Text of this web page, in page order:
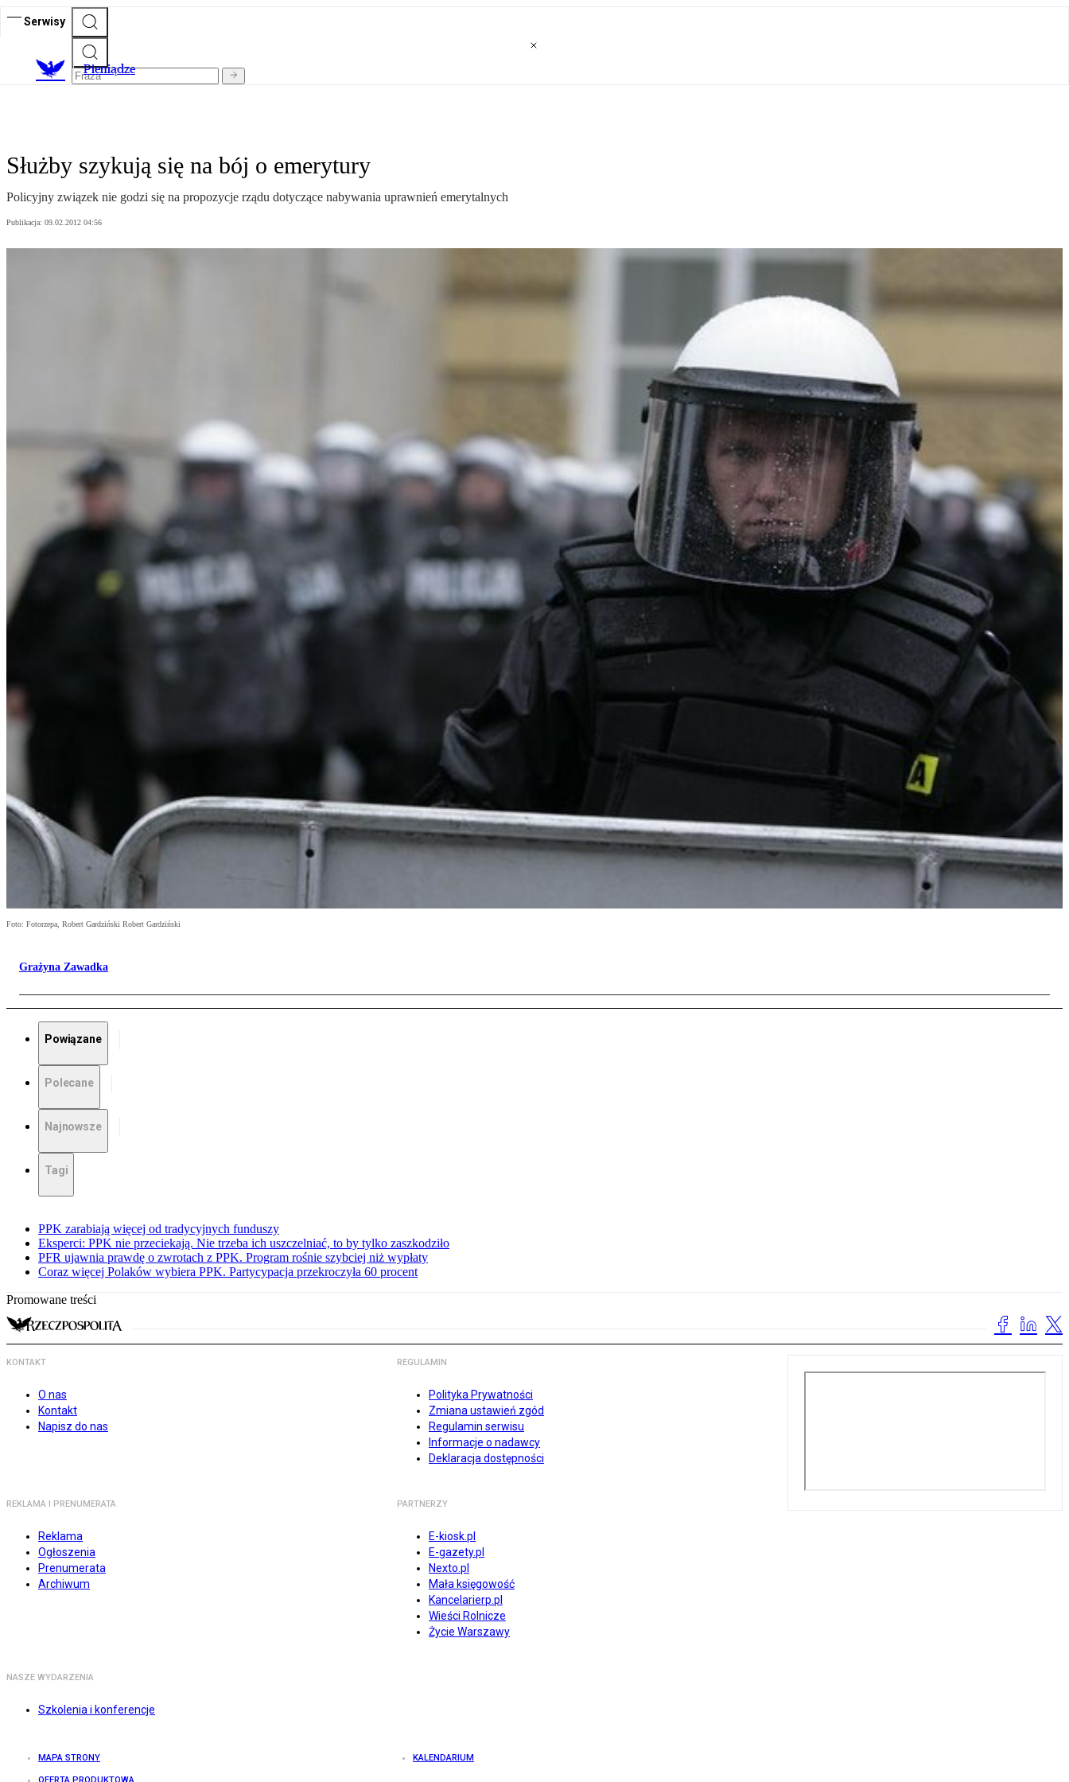
Serwisy
Pieniądze
Służby szykują się na bój o emerytury
Policyjny związek nie godzi się na propozycje rządu dotyczące nabywania uprawnień emerytalnych
Publikacja: 09.02.2012 04:56
Foto: Fotorzepa, Robert Gardziński Robert Gardziński
Grażyna Zawadka
Powiązane
Polecane
Najnowsze
Tagi
PPK zarabiają więcej od tradycyjnych funduszy
Eksperci: PPK nie przeciekają. Nie trzeba ich uszczelniać, to by tylko zaszkodziło
PFR ujawnia prawdę o zwrotach z PPK. Program rośnie szybciej niż wypłaty
Coraz więcej Polaków wybiera PPK. Partycypacja przekroczyła 60 procent
Promowane treści
KONTAKT
O nas
Kontakt
Napisz do nas
REGULAMIN
Polityka Prywatności
Zmiana ustawień zgód
Regulamin serwisu
Informacje o nadawcy
Deklaracja dostępności
REKLAMA I PRENUMERATA
Reklama
Ogłoszenia
Prenumerata
Archiwum
PARTNERZY
E-kiosk.pl
E-gazety.pl
Nexto.pl
Mała księgowość
Kancelarierp.pl
Wieści Rolnicze
Życie Warszawy
NASZE WYDARZENIA
Szkolenia i konferencje
MAPA STRONY KALENDARIUM